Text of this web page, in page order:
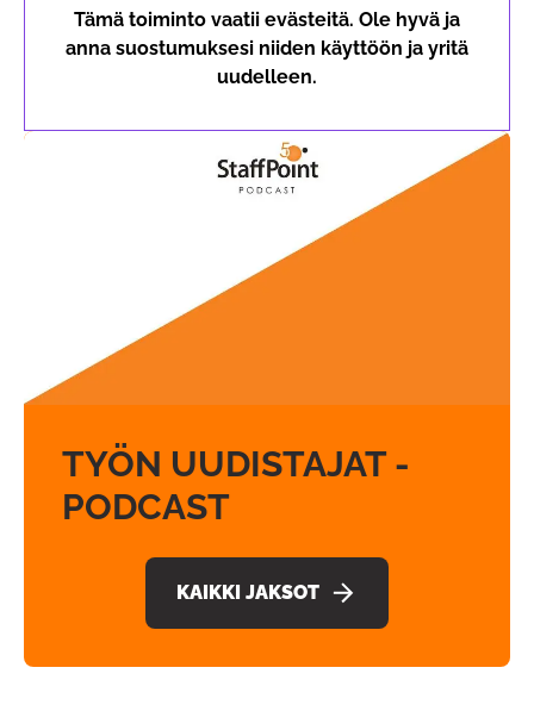
Tämä toiminto vaatii evästeitä. Ole hyvä ja
anna suostumuksesi niiden käyttöön ja yritä
uudelleen.
TYÖN UUDISTAJAT -
PODCAST
KAIKKI JAKSOT